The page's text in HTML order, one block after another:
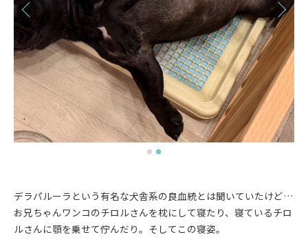
デラパルーラという有名な犬舎系の良血統とは聞いていたけど…
お兄ちゃんワンコのチロルさんを枕にして寝たり、寝ているチロ
ルさんに顎を乗せて佇んだり。そしてこの寝姿。